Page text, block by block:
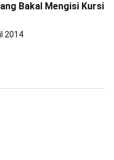
Bakal Mengisi Kursi
2014